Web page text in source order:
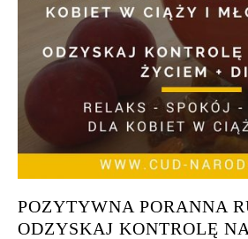
POZYTYWNA PORANNA
ODZYSKAJ KONTROLĘ